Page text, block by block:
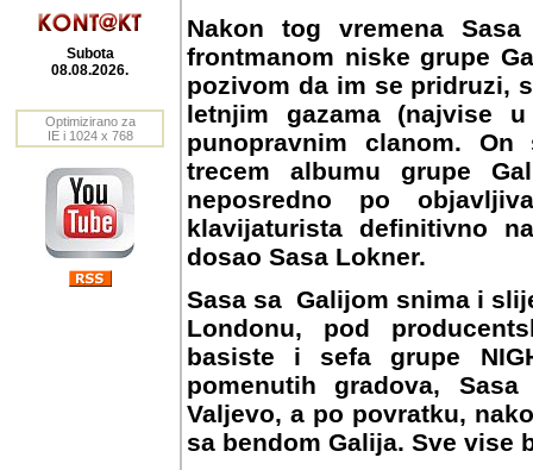
Subota
08.08.2026.
Optimizirano za
IE i 1024 x 768
Nakon tog vremena
frontmanom niske grupe
pozivom da im se pridruzi,
letnjim gazama (najvise
punopravnim clanom.
trecem albumu grupe
neposredno po
klavijaturista definitivno
dosao Sasa Lokner.
Sasa sa Galijom snima i
Londonu, pod
basiste i sefa grupe
pomenutih gradova,
Valjevo, a po povratku,
sa bendom Galija. Sve vise